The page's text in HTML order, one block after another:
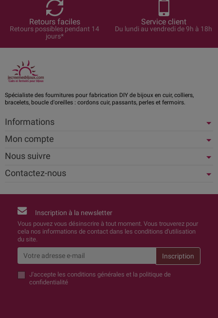
Retours faciles
Retours possibles pendant 14
jours*
Service client
Du lundi au vendredi de 9h à 18h
Spécialiste des fournitures pour fabrication DIY de bijoux en cuir, colliers,
bracelets, boucle d'oreilles : cordons cuir, passants, perles et fermoirs.
Informations
Mon compte
Nous suivre
Contactez-nous
Inscription à la newsletter
Vous pouvez vous désinscrire à tout moment. Vous trouverez pour
cela nos informations de contact dans les conditions d'utilisation
du site.
J'accepte les conditions générales et la politique de
confidentialité